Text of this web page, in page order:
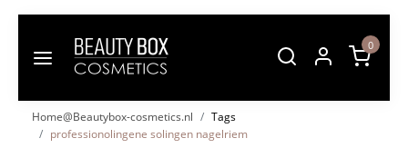
0
Home@Beautybox-cosmetics.nl
Tags
professionolingene solingen nagelriem